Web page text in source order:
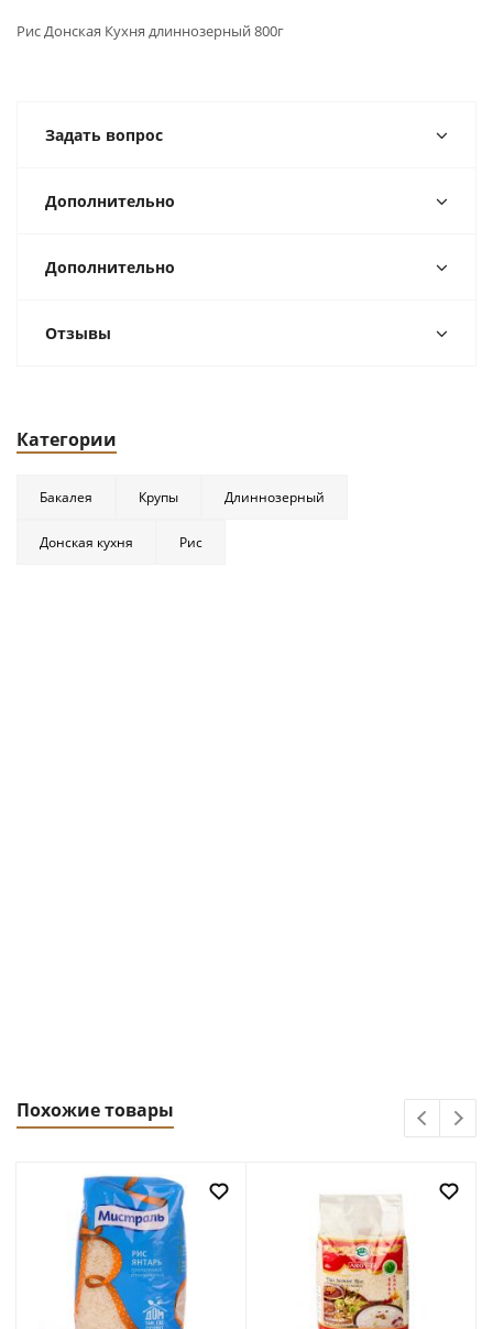
Рис Донская Кухня длиннозерный 800г
Задать вопрос
Дополнительно
Дополнительно
Отзывы
Категории
Бакалея Крупы Длиннозерный
Донская кухня Рис
Похожие товары